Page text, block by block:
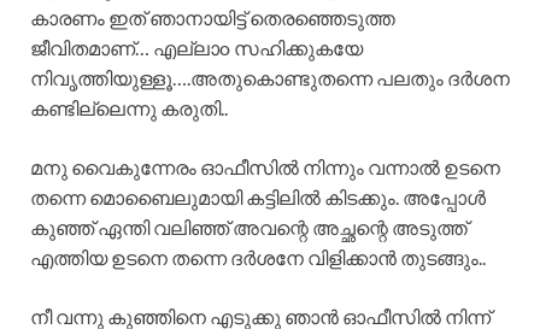
കാരണം ഇത് ഞാനായിട്ട് തെരഞ്ഞെടുത്ത
ജീവിതമാണ്… എല്ലാo സഹിക്കുകയേ
നിവൃത്തിയുള്ളൂ….അതുകൊണ്ടുതന്നെ പലതും ദർശന
കണ്ടില്ലെന്നു കരുതി..
മനു വൈകുന്നേരം ഓഫീസിൽ നിന്നും വന്നാൽ ഉടനെ
തന്നെ മൊബൈലുമായി കട്ടിലിൽ കിടക്കും. അപ്പോൾ
കുഞ്ഞ് ഏന്തി വലിഞ്ഞ് അവന്റെ അച്ഛന്റെ അടുത്ത്
എത്തിയ ഉടനെ തന്നെ ദർശനേ വിളിക്കാൻ തുടങ്ങും..
നീ വന്നു കുഞ്ഞിനെ എടുക്കു ഞാൻ ഓഫീസിൽ നിന്ന്